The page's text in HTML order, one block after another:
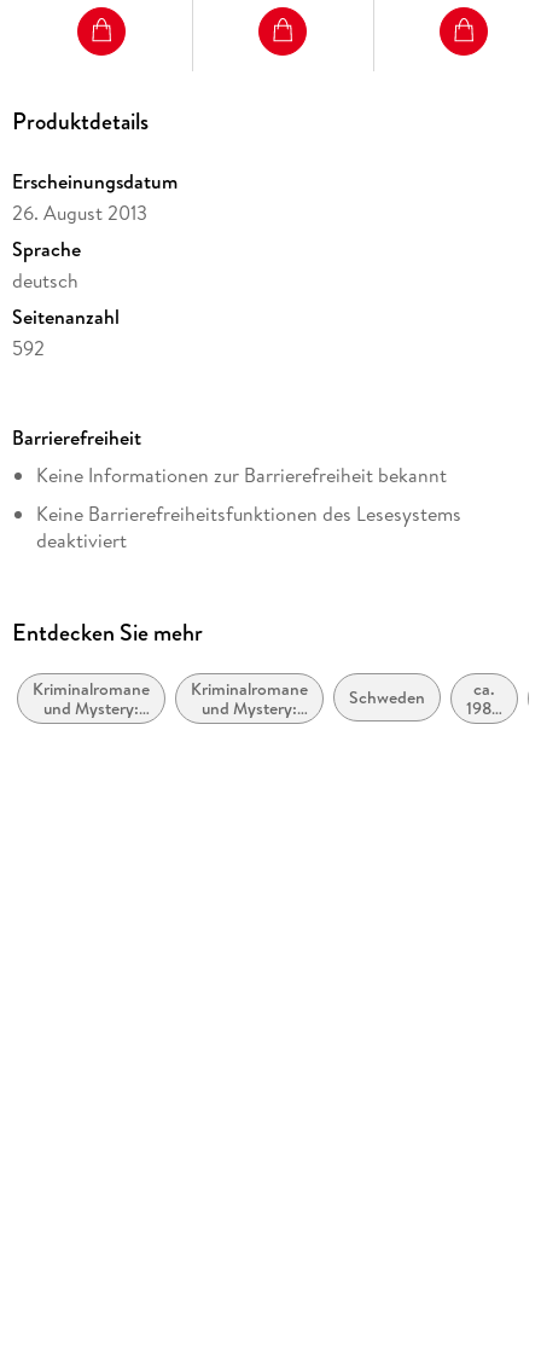
Produktdetails
Erscheinungsdatum
26. August 2013
Sprache
deutsch
Seitenanzahl
592
Reihe
Springflut / Rönning & Stilton, 1
Autor/Autorin
Cilla Börjlind, Rolf Börjlind
Paul Berf
Penguin Random House
Originaltitel
Barrierefreiheit
Keine Informationen zur Barrierefreiheit bekannt
Keine Barrierefreiheitsfunktionen des Lesesystems
deaktiviert
barrierefreiheit@penguinrandomhouse.de
Entdecken Sie mehr
Kriminalromane
und Mystery:
Polizeiarbeit &
Kriminalromane
und Mystery:
weibliche
Schweden
ca.
1980
bis